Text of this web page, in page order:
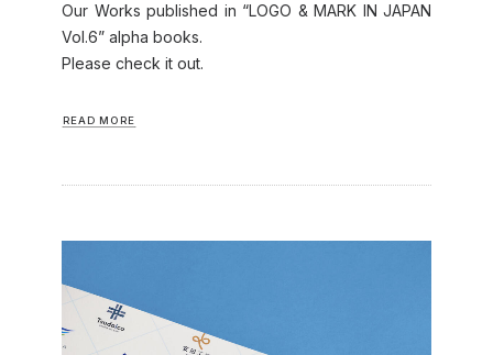
Our Works published in “LOGO & MARK IN JAPAN
Vol.6” alpha books.
Please check it out.
READ MORE